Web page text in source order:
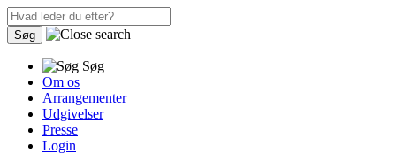
Søg
Søg
Om os
Arrangementer
Udgivelser
Presse
Login